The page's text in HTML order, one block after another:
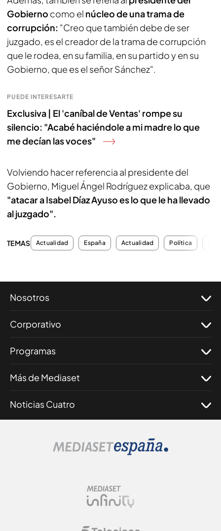
Gobierno como el núcleo de una trama de
corrupción: "Creo que también debe de ser
juzgado, es el creador de la trama de corrupción
que le rodea, en su familia, en su partido y en su
Gobierno, que es el señor Sánchez".
PUEDE INTERESARTE
Exclusiva | El 'caníbal de Ventas' rompe su
silencio: "Acabé haciéndole a mi madre lo que
me decían las voces"
Volviendo hacer referencia al presidente del
Gobierno, Miguel Ángel Rodríguez explicaba, que
"atacar a Isabel Díaz Ayuso es lo que le ha llevado
al juzgado".
TEMAS Actualidad España Actualidad Política
Nosotros
Corporativo
Programas
Más de Mediaset
Noticias Cuatro